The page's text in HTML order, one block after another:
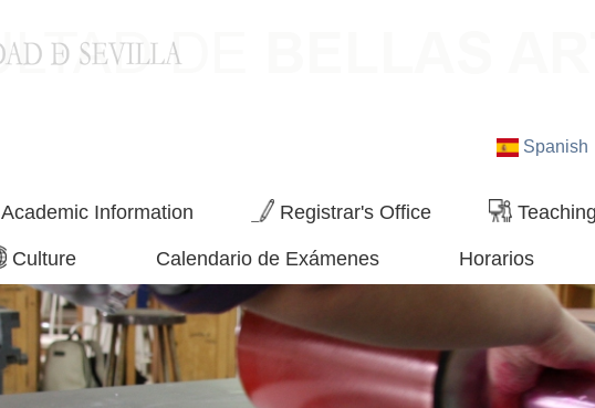
Spanish
Academic Information Registrar's Office
Culture
Calendario de Exámenes Horarios